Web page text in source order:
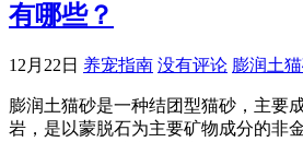
有哪些？
12月22日 养宠指南 没有评论 膨润土
膨润土猫砂是一种结团型猫砂，主要
岩，是以蒙脱石为主要矿物成分的非